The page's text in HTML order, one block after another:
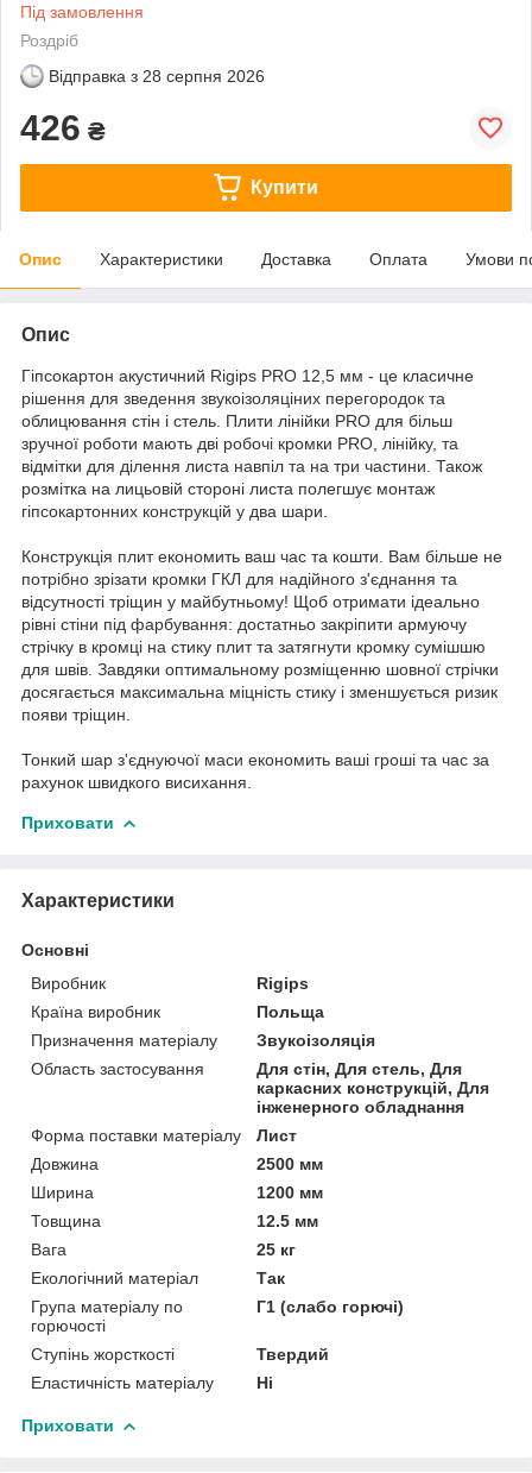
Під замовлення
Роздріб
Відправка з 28 серпня 2026
426 ₴
Купити
Опис Характеристики Доставка Оплата Умови
Опис
Гіпсокартон акустичний Rigips PRO 12,5 мм - це класичне
рішення для зведення звукоізоляціних перегородок та
облицювання стін і стель. Плити лінійки PRO для більш
зручної роботи мають дві робочі кромки PRO, лінійку, та
відмітки для ділення листа навпіл та на три частини. Також
розмітка на лицьовій стороні листа полегшує монтаж
гіпсокартонних конструкцій у два шари.
Конструкція плит економить ваш час та кошти. Вам більше не
потрібно зрізати кромки ГКЛ для надійного з'єднання та
відсутності тріщин у майбутньому! Щоб отримати ідеально
рівні стіни під фарбування: достатньо закріпити армуючу
стрічку в кромці на стику плит та затягнути кромку сумішшю
для швів. Завдяки оптимальному розміщенню шовної стрічки
досягається максимальна міцність стику і зменшується ризик
появи тріщин.
Тонкий шар з'єднуючої маси економить ваші гроші та час за
рахунок швидкого висихання.
Приховати
Характеристики
Основні
Виробник
Rigips
Країна виробник
Польща
Призначення матеріалу
Звукоізоляція
Область застосування
Для стін, Для стель, Для
каркасних конструкцій, Для
інженерного обладнання
Форма поставки матеріалу
Лист
Довжина
2500 мм
Ширина
1200 мм
Товщина
12.5 мм
Вага
25 кг
Екологічний матеріал
Так
Група матеріалу по
горючості
Г1 (слабо горючі)
Ступінь жорсткості
Твердий
Еластичність матеріалу
Ні
Приховати